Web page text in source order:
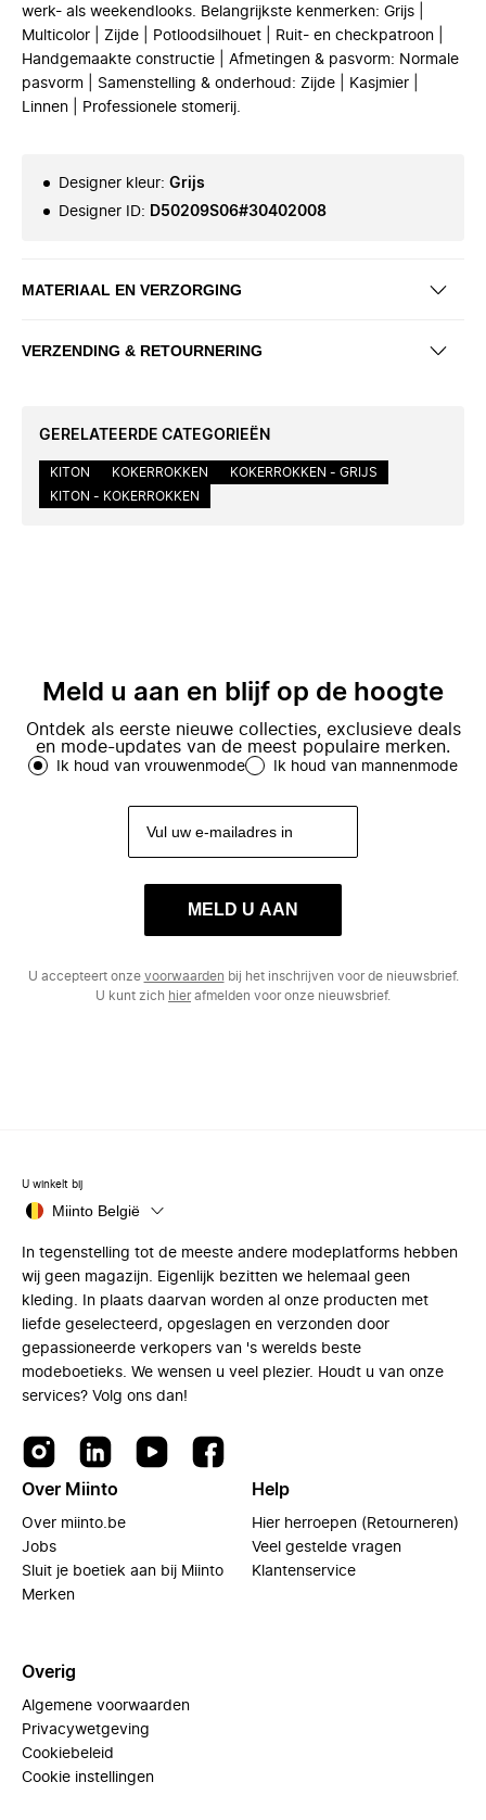
werk- als weekendlooks. Belangrijkste kenmerken: Grijs |
Multicolor | Zijde | Potloodsilhouet | Ruit- en checkpatroon |
Handgemaakte constructie | Afmetingen & pasvorm: Normale
pasvorm | Samenstelling & onderhoud: Zijde | Kasjmier |
Linnen | Professionele stomerij.
Designer kleur: Grijs
Designer ID: D50209S06#30402008
MATERIAAL EN VERZORGING
VERZENDING & RETOURNERING
GERELATEERDE CATEGORIEËN
KITON KOKERROKKEN
KOKERROKKEN - GRIJS
KITON - KOKERROKKEN
Meld u aan en blijf op de hoogte
Ontdek als eerste nieuwe collecties, exclusieve deals
en mode-updates van de meest populaire merken.
Ik houd van vrouwenmode Ik houd van mannenmode
MELD U AAN
U accepteert onze voorwaarden bij het inschrijven voor de nieuwsbrief.
U kunt zich hierafmelden voor onze nieuwsbrief.
U winkelt bij
Miinto België
In tegenstelling tot de meeste andere modeplatforms hebben
wij geen magazijn. Eigenlijk bezitten we helemaal geen
kleding. In plaats daarvan worden al onze producten met
liefde geselecteerd, opgeslagen en verzonden door
gepassioneerde verkopers van 's werelds beste
modeboetieks. We wensen u veel plezier. Houdt u van onze
services? Volg ons dan!
Over Miinto
Over miinto.be
Jobs
Sluit je boetiek aan bij Miinto
Merken
Help
Hier herroepen (Retourneren)
Veel gestelde vragen
Klantenservice
Overig
Algemene voorwaarden
Privacywetgeving
Cookiebeleid
Cookie instellingen